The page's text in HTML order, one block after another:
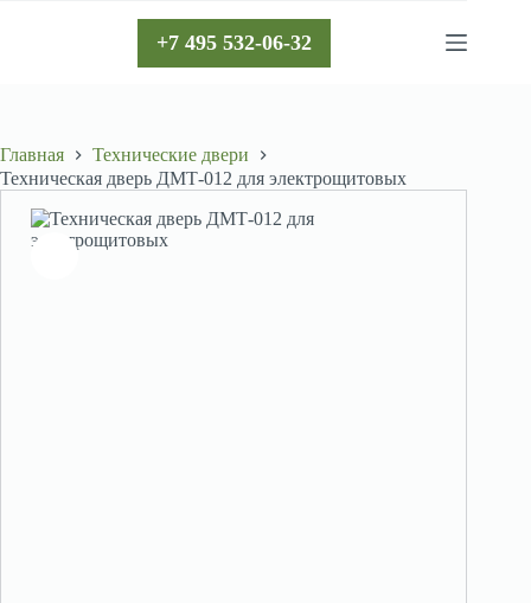
+7 495 532-06-32
Главная
Технические двери
Техническая дверь ДМТ-012 для электрощитовых